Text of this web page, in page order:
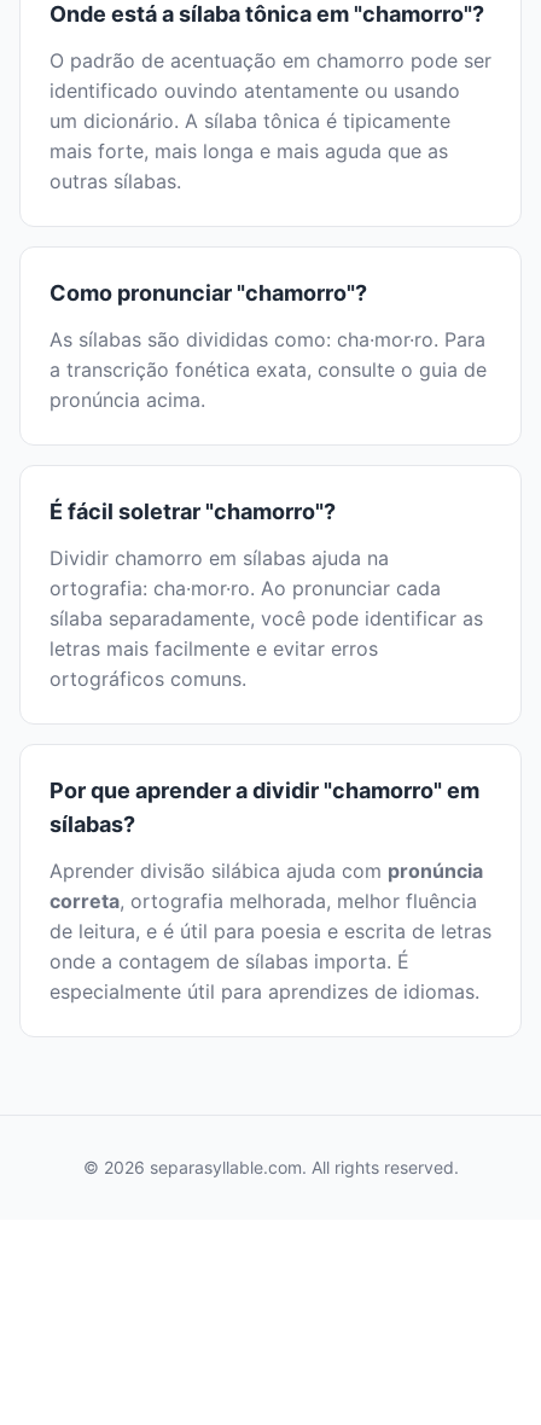
Onde está a sílaba tônica em "chamorro"?
O padrão de acentuação em chamorro pode ser
identificado ouvindo atentamente ou usando
um dicionário. A sílaba tônica é tipicamente
mais forte, mais longa e mais aguda que as
outras sílabas.
Como pronunciar "chamorro"?
As sílabas são divididas como: cha·mor·ro. Para
a transcrição fonética exata, consulte o guia de
pronúncia acima.
É fácil soletrar "chamorro"?
Dividir chamorro em sílabas ajuda na
ortografia: cha·mor·ro. Ao pronunciar cada
sílaba separadamente, você pode identificar as
letras mais facilmente e evitar erros
ortográficos comuns.
Por que aprender a dividir "chamorro" em
sílabas?
Aprender divisão silábica ajuda com pronúncia
correta, ortografia melhorada, melhor fluência
de leitura, e é útil para poesia e escrita de letras
onde a contagem de sílabas importa. É
especialmente útil para aprendizes de idiomas.
© 2026 separasyllable.com. All rights reserved.